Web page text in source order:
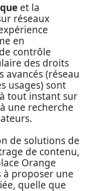
et la
réseaux
en
contrôle
des droits
avancés (réseau
usages) sont
tout instant sur
une recherche
de solutions de
de contenu,
Orange
proposer une
quelle que